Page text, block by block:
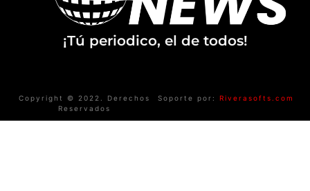
¡Tú periodico, el de todos!
Copyright © 2022. Derechos
Reservados
Soporte por: Riverasofts.com